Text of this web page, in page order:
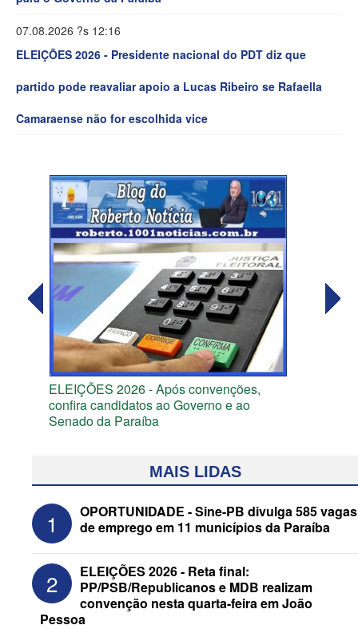
07.08.2026 ?s 12:16
ELEIÇÕES 2026 - Presidente nacional do PDT diz que
partido pode reavaliar apoio a Lucas Ribeiro se Rafaella
Camaraense não for escolhida vice
ELEIÇÕES 2026 - Após convenções,
confira candidatos ao Governo e ao
Senado da Paraíba
MAIS LIDAS
1
OPORTUNIDADE - Sine-PB divulga 585 vagas
de emprego em 11 municípios da Paraíba
2
ELEIÇÕES 2026 - Reta final:
PP/PSB/Republicanos e MDB realizam
convenção nesta quarta-feira em João
Pessoa